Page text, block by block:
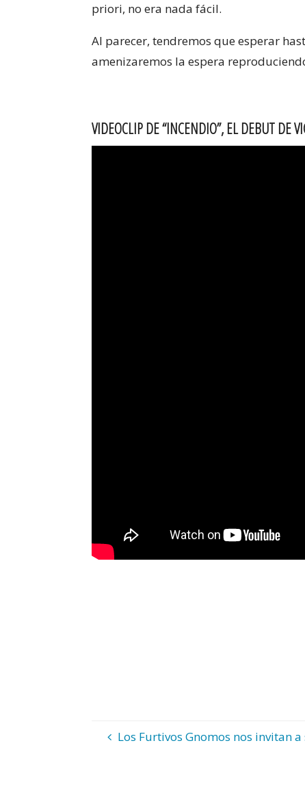
priori, no era nada fácil.
Al parecer, tendremos que esperar
amenizaremos la espera
VIDEOCLIP DE “INCENDIO”, EL DEBUT DE
Los Furtivos Gnomos nos invitan